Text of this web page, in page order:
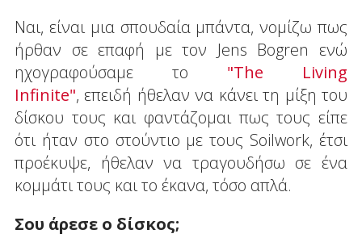
Ναι, είναι μια σπουδαία μπάντα, νομίζω πως
ήρθαν σε επαφή με τον Jens Bogren ενώ
ηχογραφούσαμε το "The Living
Infinite", επειδή ήθελαν να κάνει τη μίξη του
δίσκου τους και φαντάζομαι πως τους είπε
ότι ήταν στο στούντιο με τους Soilwork, έτσι
προέκυψε, ήθελαν να τραγουδήσω σε ένα
κομμάτι τους και το έκανα, τόσο απλά.
Σου άρεσε ο δίσκος;